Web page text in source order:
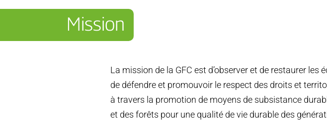
Mission
La mission de la GFC est d’observer et de restaurer
de défendre et promouvoir le respect des droits et
à travers la promotion de moyens de subsistance
et des forêts pour une qualité de vie durable des